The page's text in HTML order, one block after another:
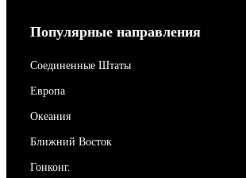
Популярные направления
Соединенные Штаты
Европа
Океания
Ближний Восток
Гонконг.